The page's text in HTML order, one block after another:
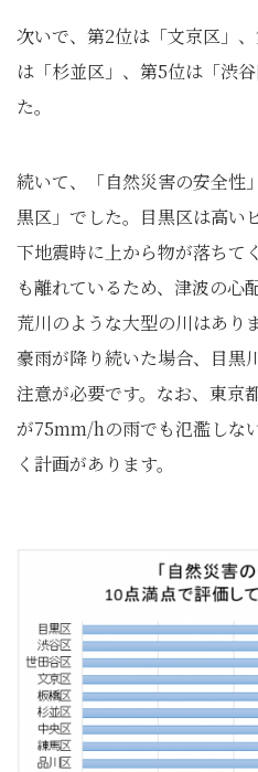
次いで、第2位は「文京区」
は「杉並区」、第5位は「渋
た。
続いて、「自然災害の安全性
黒区」でした。目黒区は高い
下地震時に上から物が落ちて
も離れているため、津波の心
荒川のような大型の川はあり
豪雨が降り続いた場合、目黒
注意が必要です。なお、東京
が75mm/hの雨でも氾濫しな
く計画があります。